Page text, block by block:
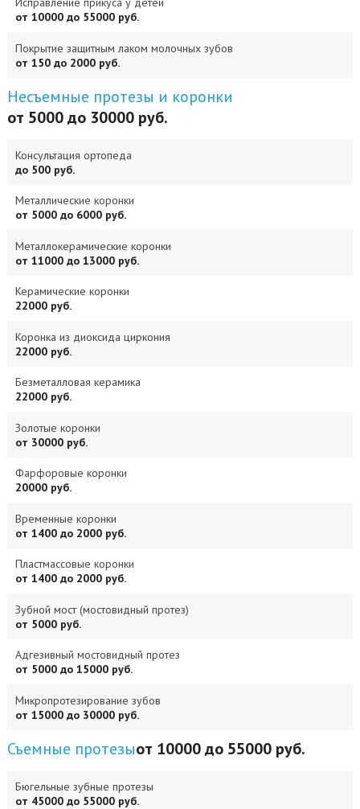
от 10000 до 55000 руб.
Покрытие защитным лаком молочных зубов
от 150 до 2000 руб.
Несъемные протезы и коронки
от 5000 до 30000 руб.
Консультация ортопеда
до 500 руб.
Металлические коронки
от 5000 до 6000 руб.
Металлокерамические коронки
от 11000 до 13000 руб.
Керамические коронки
22000 руб.
Коронка из диоксида циркония
22000 руб.
Безметалловая керамика
22000 руб.
Золотые коронки
от 30000 руб.
Фарфоровые коронки
20000 руб.
Временные коронки
от 1400 до 2000 руб.
Пластмассовые коронки
от 1400 до 2000 руб.
Зубной мост (мостовидный протез)
от 5000 руб.
Адгезивный мостовидный протез
от 5000 до 15000 руб.
Микропротезирование зубов
от 15000 до 30000 руб.
Съемные протезыот 10000 до 55000 руб.
Бюгельные зубные протезы
от 45000 до 55000 руб.